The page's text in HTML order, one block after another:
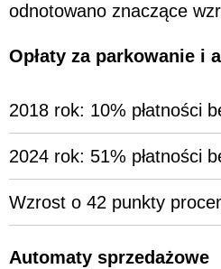
odnotowano znaczące
Opłaty za parkowanie i
2018 rok: 10% płatności
2024 rok: 51% płatności
Wzrost o 42 punkty
Automaty sprzedażowe